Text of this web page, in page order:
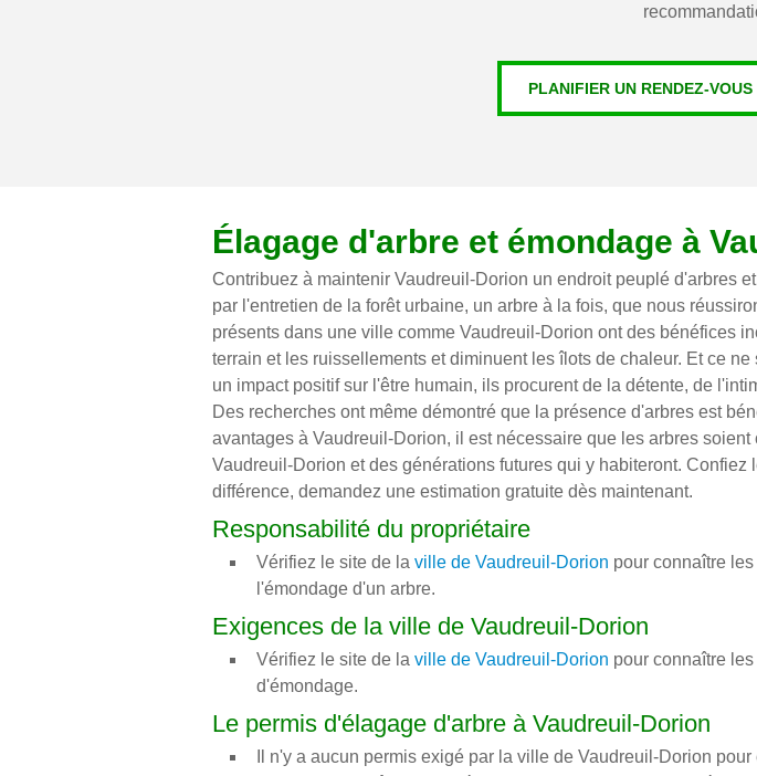
PLANIFIER UN RENDEZ-
Élagage d'arbre et émondage à
Contribuez à maintenir Vaudreuil-Dorion un endroit peuplé d'arbres
par l'entretien de la forêt urbaine, un arbre à la fois, que nous
présents dans une ville comme Vaudreuil-Dorion ont des bénéfices
terrain et les ruissellements et diminuent les îlots de chaleur. Et ce
un impact positif sur l'être humain, ils procurent de la détente, de
Des recherches ont même démontré que la présence d'arbres est
avantages à Vaudreuil-Dorion, il est nécessaire que les arbres
Vaudreuil-Dorion et des générations futures qui y habiteront.
différence, demandez une estimation gratuite dès maintenant.
Responsabilité du propriétaire
Vérifiez le site de la ville de Vaudreuil-Dorion pour connaître
l'émondage d'un arbre.
Exigences de la ville de Vaudreuil-Dorion
Vérifiez le site de la ville de Vaudreuil-Dorion pour connaître
d'émondage.
Le permis d'élagage d'arbre à Vaudreuil-Dorion
Il n'y a aucun permis exigé par la ville de Vaudreuil-Dorion